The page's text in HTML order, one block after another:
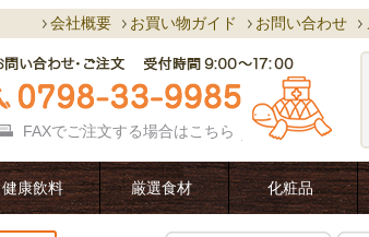
会社概要 お買い物ガイド お問い合わせ
FAXでご注文する場合は こちら
健康飲料 厳選食材 化粧品